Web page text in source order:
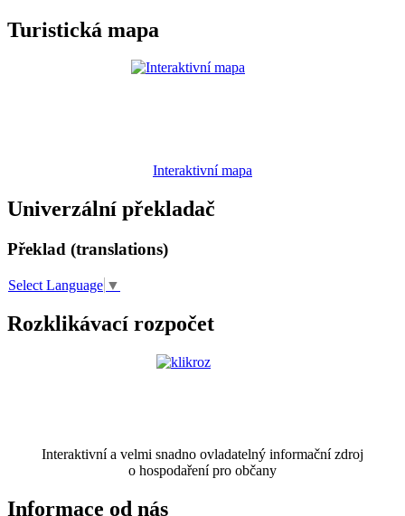
Turistická mapa
Interaktivní mapa
Univerzální překladač
Překlad (translations)
Select Language ▼
Rozklikávací rozpočet
Interaktivní a velmi snadno ovladatelný informační zdroj
o hospodaření pro občany
Informace od nás